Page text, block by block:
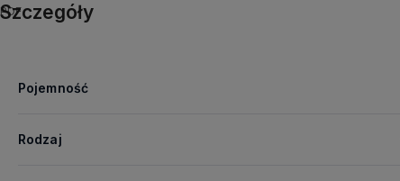
Szczegóły
Pojemność
Rodzaj